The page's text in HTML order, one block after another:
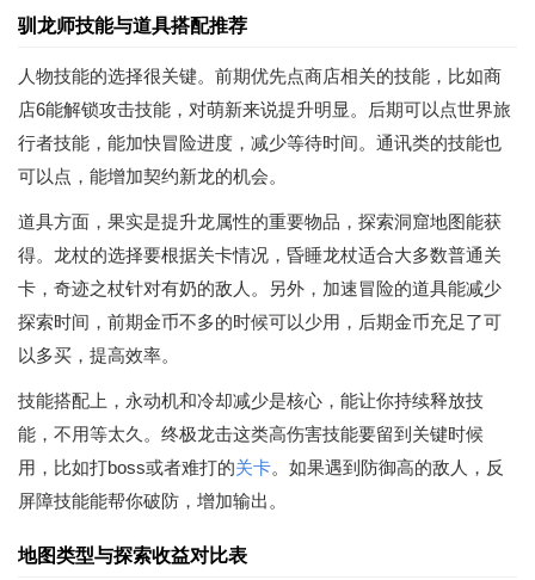
驯龙师技能与道具搭配推荐
人物技能的选择很关键。前期优先点商店相关的技能，比如商
店6能解锁攻击技能，对萌新来说提升明显。后期可以点世界旅
行者技能，能加快冒险进度，减少等待时间。通讯类的技能也
可以点，能增加契约新龙的机会。
道具方面，果实是提升龙属性的重要物品，探索洞窟地图能获
得。龙杖的选择要根据关卡情况，昏睡龙杖适合大多数普通关
卡，奇迹之杖针对有奶的敌人。另外，加速冒险的道具能减少
探索时间，前期金币不多的时候可以少用，后期金币充足了可
以多买，提高效率。
技能搭配上，永动机和冷却减少是核心，能让你持续释放技
能，不用等太久。终极龙击这类高伤害技能要留到关键时候
用，比如打boss或者难打的关卡。如果遇到防御高的敌人，反
屏障技能能帮你破防，增加输出。
地图类型与探索收益对比表